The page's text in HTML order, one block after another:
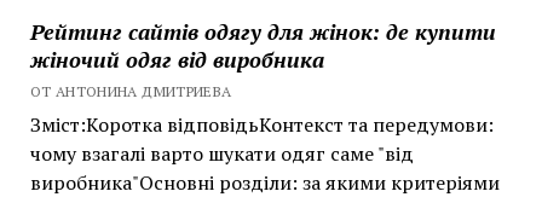
Рейтинг сайтів одягу для жінок: де купити
жіночий одяг від виробника
ОТ АНТОНИНА ДМИТРИЕВА
Зміст:Коротка відповідьКонтекст та передумови:
чому взагалі варто шукати одяг саме "від
виробника"Основні розділи: за якими критеріями